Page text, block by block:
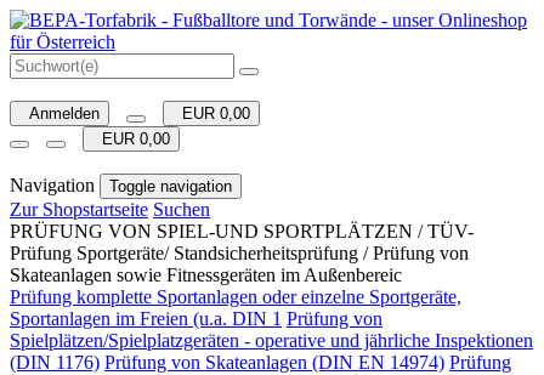
Anmelden
EUR 0,00
EUR 0,00
Navigation Toggle navigation
Zur Shopstartseite Suchen
PRÜFUNG VON SPIEL-UND SPORTPLÄTZEN / TÜV-
Prüfung Sportgeräte/ Standsicherheitsprüfung / Prüfung von
Skateanlagen sowie Fitnessgeräten im Außenbereic
Prüfung komplette Sportanlagen oder einzelne Sportgeräte,
Sportanlagen im Freien (u.a. DIN 1 Prüfung von
Spielplätzen/Spielplatzgeräten - operative und jährliche Inspektionen
(DIN 1176) Prüfung von Skateanlagen (DIN EN 14974) Prüfung